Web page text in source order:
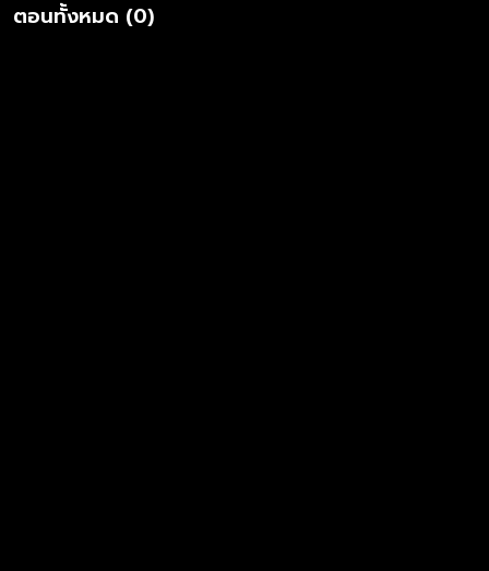
ตอนทั้งหมด (0)